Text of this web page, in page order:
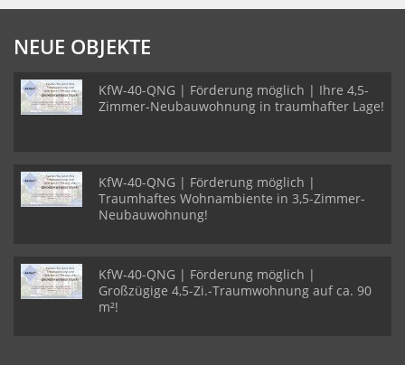
NEUE OBJEKTE
KfW-40-QNG | Förderung möglich | Ihre 4,5-
Zimmer-Neubauwohnung in traumhafter Lage!
KfW-40-QNG | Förderung möglich |
Traumhaftes Wohnambiente in 3,5-Zimmer-
Neubauwohnung!
KfW-40-QNG | Förderung möglich |
Großzügige 4,5-Zi.-Traumwohnung auf ca. 90
m²!